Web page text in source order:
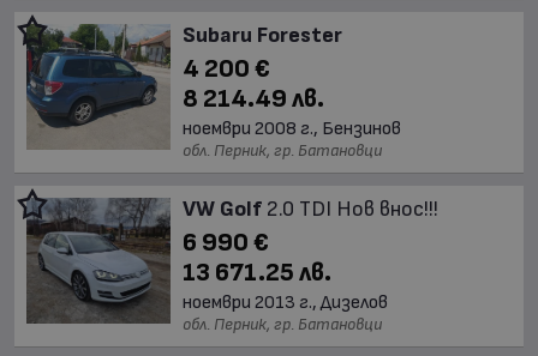
Subaru Forester
4 200 €
8 214.49 лв.
ноември 2008 г., Бензинов
обл. Перник, гр. Батановци
VW Golf 2.0 TDI Нов внос!!!
6 990 €
13 671.25 лв.
ноември 2013 г., Дизелов
обл. Перник, гр. Батановци